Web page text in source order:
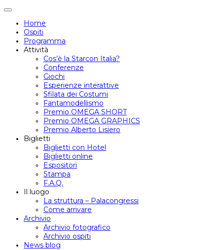
Attiva/disattiva
navigazione
Home
Ospiti
Programma
Attività
Cos’è la Starcon Italia?
Conferenze
Giochi
Esperienze interattive
Sfilata dei Costumi
Fantamodellismo
Premio OMEGA SHORT
Premio OMEGA GRAPHICS
Premio Alberto Lisiero
Biglietti
Biglietti con Hotel
Biglietti online
Espositori
Stampa
F.A.Q.
Il luogo
La struttura – Palacongressi
Come arrivare
Archivio
Archivio fotografico
Archivio ospiti
News blog